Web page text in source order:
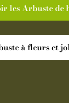
les Arbuste de
à fleurs et